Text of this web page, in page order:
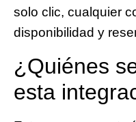
solo clic, cualquier
disponibilidad y
¿Quiénes
esta